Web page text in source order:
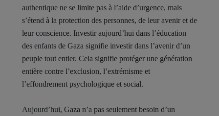
authentique ne se limite pas à l’aide d’urgence, mais
s’étend à la protection des personnes, de leur avenir et de
leur conscience. Investir aujourd’hui dans l’éducation
des enfants de Gaza signifie investir dans l’avenir d’un
peuple tout entier. Cela signifie protéger une génération
entière contre l’exclusion, l’extrémisme et
l’effondrement psychologique et social.
Aujourd’hui, Gaza n’a pas seulement besoin d’un